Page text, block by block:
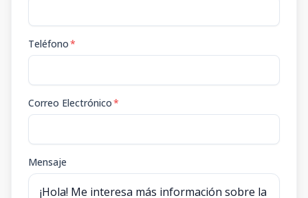
Teléfono*
Correo Electrónico*
Mensaje